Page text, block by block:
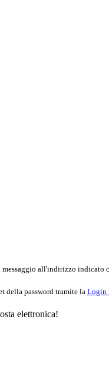
all'indirizzo indicato
della password tramite la Login
elettronica!